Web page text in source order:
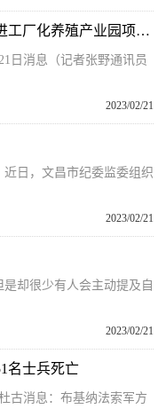
环球通讯！总投资16.6亿元 万宁推进工厂化养殖产业园项目建设
日消息（记者张野通讯员
2023/02/21
日，文昌市纪委监委组织
2023/02/21
却很少有人会主动提及自
2023/02/21
名士兵死亡
古消息：布基纳法索军方